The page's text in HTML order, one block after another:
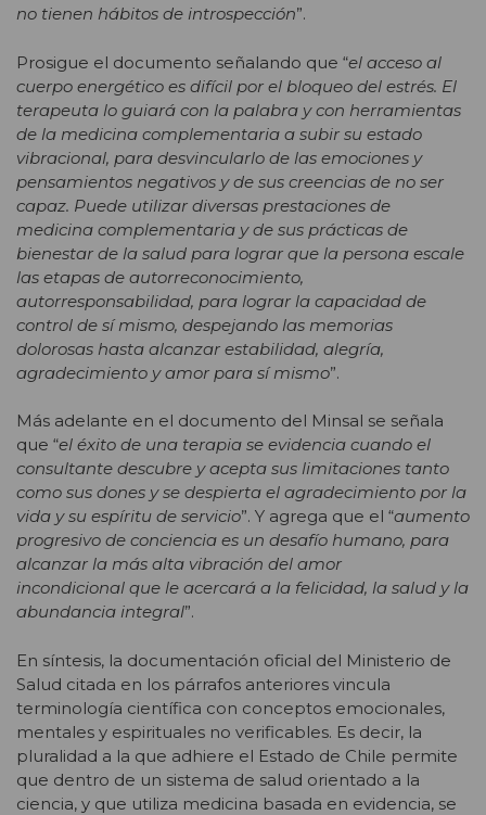
no tienen hábitos de introspección”.
Prosigue el documento señalando que “el acceso al
cuerpo energético es difícil por el bloqueo del estrés. El
terapeuta lo guiará con la palabra y con herramientas
de la medicina complementaria a subir su estado
vibracional, para desvincularlo de las emociones y
pensamientos negativos y de sus creencias de no ser
capaz. Puede utilizar diversas prestaciones de
medicina complementaria y de sus prácticas de
bienestar de la salud para lograr que la persona escale
las etapas de autorreconocimiento,
autorresponsabilidad, para lograr la capacidad de
control de sí mismo, despejando las memorias
dolorosas hasta alcanzar estabilidad, alegría,
agradecimiento y amor para sí mismo”.
Más adelante en el documento del Minsal se señala
que “el éxito de una terapia se evidencia cuando el
consultante descubre y acepta sus limitaciones tanto
como sus dones y se despierta el agradecimiento por la
vida y su espíritu de servicio”. Y agrega que el “aumento
progresivo de conciencia es un desafío humano, para
alcanzar la más alta vibración del amor
incondicional que le acercará a la felicidad, la salud y la
abundancia integral”.
En síntesis, la documentación oficial del Ministerio de
Salud citada en los párrafos anteriores vincula
terminología científica con conceptos emocionales,
mentales y espirituales no verificables. Es decir, la
pluralidad a la que adhiere el Estado de Chile permite
que dentro de un sistema de salud orientado a la
ciencia, y que utiliza medicina basada en evidencia, se